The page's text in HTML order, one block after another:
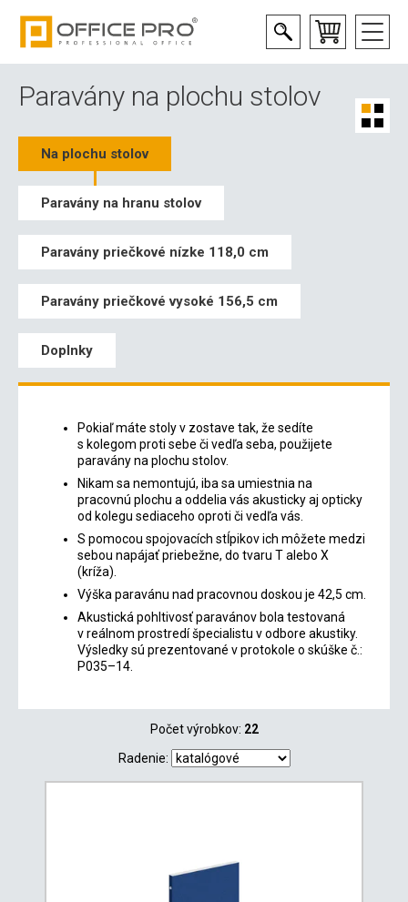
Paravány na plochu stolov
Na plochu stolov
Paravány na hranu stolov
Paravány priečkové nízke 118,0 cm
Paravány priečkové vysoké 156,5 cm
Doplnky
Pokiaľ máte stoly v zostave tak, že sedíte
s kolegom proti sebe či vedľa seba, použijete
paravány na plochu stolov.
Nikam sa nemontujú, iba sa umiestnia na
pracovnú plochu a oddelia vás akusticky aj opticky
od kolegu sediaceho oproti či vedľa vás.
S pomocou spojovacích stĺpikov ich môžete medzi
sebou napájať priebežne, do tvaru T alebo X
(kríža).
Výška paravánu nad pracovnou doskou je 42,5 cm.
Akustická pohltivosť paravánov bola testovaná
v reálnom prostredí špecialistu v odbore akustiky.
Výsledky sú prezentované v protokole o skúške č.:
P035–14.
Počet výrobkov: 22
Radenie: